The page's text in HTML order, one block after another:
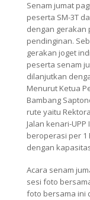
Senam jumat
peserta SM-3T
dengan gerakan
pendinginan.
gerakan joget
peserta senam
dilanjutkan
Menurut Ketua
Bambang
rute yaitu
Jalan kenari-UPP
beroperasi per 1
dengan
Acara senam
sesi foto
foto bersama ini